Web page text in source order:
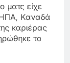
ματς είχε
ΗΠΑ, Καναδά
καριέρας
το